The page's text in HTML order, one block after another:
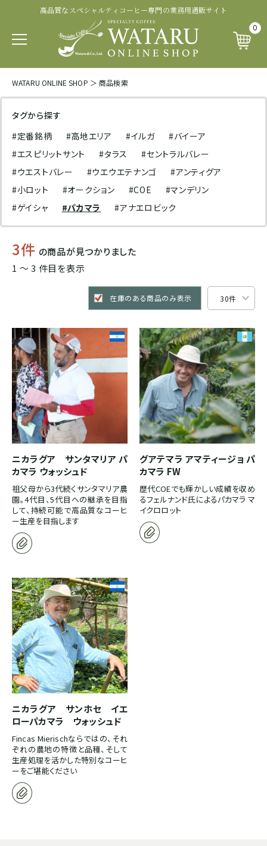
高品質なスペシャルティコーヒー専門の業務用通販サイト
0
WATARU ONLINE SHOP ＞ 商品検索
タグから探す
#定番銘柄
#高地エリア #イルガ
#バイーア
#エスピリットサント
#タラス
#セントラルバレー
#ウエストバレー
#ウエウエテナンゴ
#アンティグア
#小ロット
#オークション #COE
#マンデリン
#ゲイシャ
#パカマラ #アナエロビック
3件 の商品が見つかりました
1 〜 3 件目を表示
在庫のある商品のみ表示
ニカラグア サンタマリア パ
カマラ ウォッシュド
祖父母から3代続くサンタマリア農
園。4代目、5代目への継承を目指
して、持続可能で高品質なコーヒ
ー生産を目指します
グアテマラ アマティージョ パ
カマラ FW
歴代COEでも輝かしい成績を収め
るフェルナンド氏によるパカマラ マ
イクロロット
ニカラグア サンホセ イエ
ローパカマラ ウォッシュド
Fincas Mierischならではの、それ
ぞれの農地の特徴と品種、そして
生産処理を活かした特別なコーヒ
ーをご堪能ください
品種から探す
ブルボン
カトゥアイ
モカ系
その他希少種
生産国から探す
タンザニア
ケニア
ルワンダ
CENTRAL AMERICA
メキシコ
グアテマラ
コスタリカ
エルサルバドル
ニカラグア
ホンジュラス
パナマ
SOUTH AMERICA
ブラジル
コロンビア
エクアドル
ペルー
商品ランクから探す
スペシャルティコーヒー
生産処理から探す
ナチュラル
アナエロビック系プロセス
ドライハル
その他独自プロセス
認証・その他から探す
レインフォレスト・アライアンス認証
ナショナル・ウィナー
プライベートオークション
ソーシャルプロジェクト